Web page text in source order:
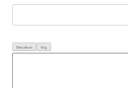
Визуально Код